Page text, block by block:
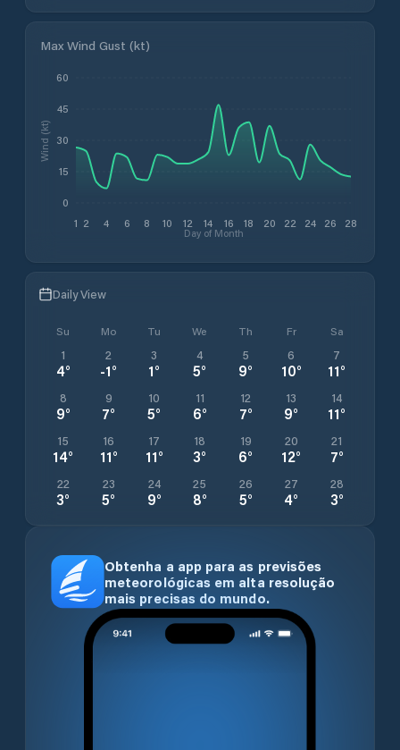
Max Wind Gust (kt)
1 2 4 6 8 10 12 14 16 18 20 22 24 26 28
Day of Month
0
15
30
45
60
Wind (kt)
Daily View
Su Mo Tu We Th Fr Sa
1
4°
2
-1°
3
1°
4
5°
5
9°
6
10°
7
11°
8
9°
9
7°
10
5°
11
6°
12
7°
13
9°
14
11°
15
14°
16
11°
17
11°
18
3°
19
6°
20
12°
21
7°
22
3°
23
5°
24
9°
25
8°
26
5°
27
4°
28
3°
Obtenha a app para as previsões
meteorológicas em alta resolução
mais precisas do mundo.